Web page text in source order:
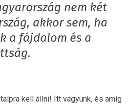
nem két
akkor sem, ha
a fájdalom és a
kell állni! Itt vagyunk, és amíg